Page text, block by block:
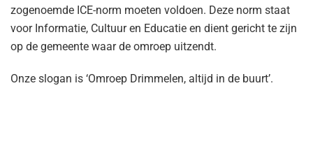
zogenoemde ICE-norm moeten voldoen. Deze norm staat
voor Informatie, Cultuur en Educatie en dient gericht te zijn
op de gemeente waar de omroep uitzendt.
Onze slogan is ‘Omroep Drimmelen, altijd in de buurt’.